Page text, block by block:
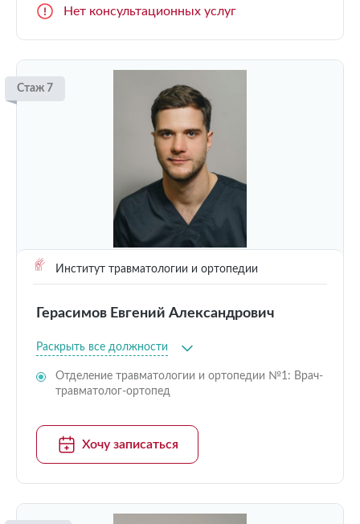
Нет консультационных услуг
Стаж 7
Институт травматологии и ортопедии
Герасимов Евгений Александрович
Раскрыть все должности
Отделение травматологии и ортопедии №1: Врач-
травматолог-ортопед
Хочу записаться